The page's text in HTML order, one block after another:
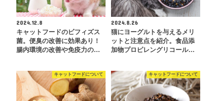
2024.12.8
キャットフードのビフィズス
菌。便臭の改善に効果あり！
腸内環境の改善や免疫力の…
2024.8.26
猫にヨーグルトを与えるメリ
ットと注意点を紹介。食品添
加物プロピレングリコール…
キャットフードについて キャットフードについて